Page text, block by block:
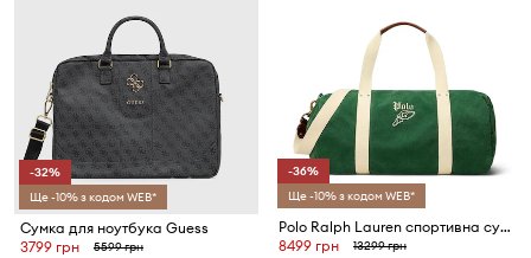
-32%
Ще -10% з кодом WEB*
Сумка для ноутбука Guess
3799 грн
5599 грн
-36%
Ще -10% з кодом WEB*
Polo Ralph Lauren спортивна сумка чоловіча бавовняна
8499 грн
13299 грн